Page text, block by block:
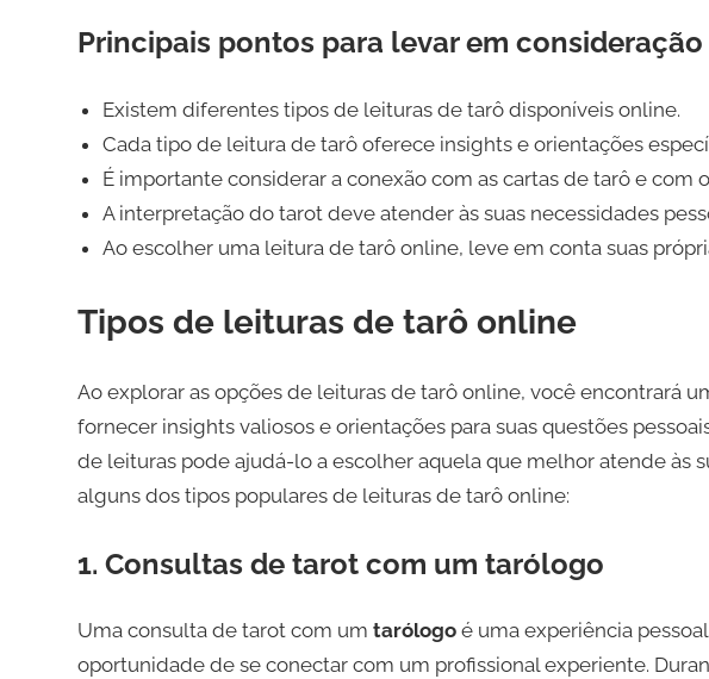
Principais pontos para levar em consideração
Existem diferentes tipos de leituras de tarô disponíveis online.
Cada tipo de leitura de tarô oferece insights e orientações
É importante considerar a conexão com as cartas de tarô e com o
A interpretação do tarot deve atender às suas necessidades
Ao escolher uma leitura de tarô online, leve em conta suas
Tipos de leituras de tarô online
Ao explorar as opções de leituras de tarô online, você encontrará
fornecer insights valiosos e orientações para suas questões
de leituras pode ajudá-lo a escolher aquela que melhor atende às
alguns dos tipos populares de leituras de tarô online:
1. Consultas de tarot com um tarólogo
Uma consulta de tarot com um tarólogoé uma experiência
oportunidade de se conectar com um profissional experiente.